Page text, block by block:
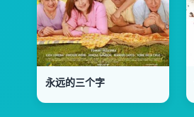
永远的三个字